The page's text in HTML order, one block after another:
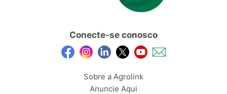
Conecte-se conosco
Sobre a Agrolink
Anuncie Aqui